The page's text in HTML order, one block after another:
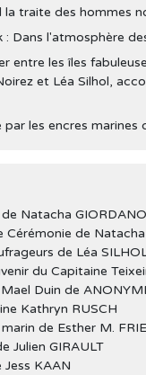
la traite des hommes
: Dans l'atmosphère
entre les îles
et Léa Silhol,
par les encres marines
Natacha GIORDANO
Cérémonie de
de Léa
du Capitaine
Duin de
Kathryn RUSCH
de Esther M.
Julien GIRAULT
Jess KAAN